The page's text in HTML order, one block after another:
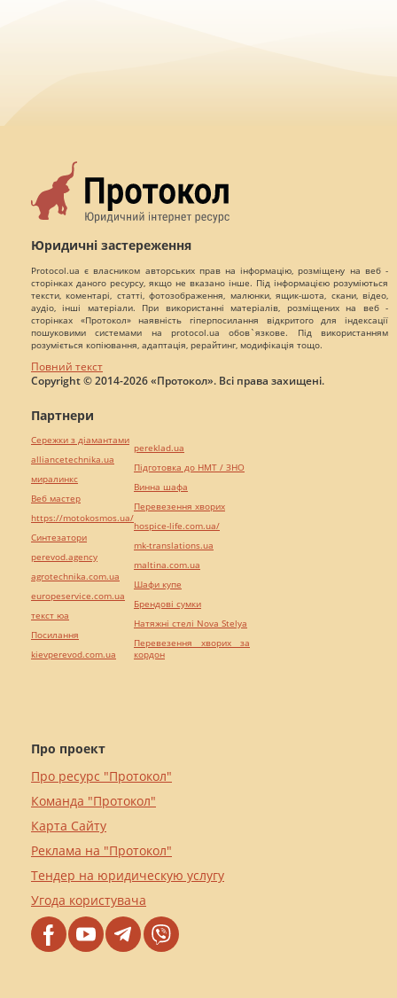
Юридичні застереження
Protocol.ua є власником авторських прав на інформацію, розміщену на веб -
сторінках даного ресурсу, якщо не вказано інше. Під інформацією розуміються
тексти, коментарі, статті, фотозображення, малюнки, ящик-шота, скани, відео,
аудіо, інші матеріали. При використанні матеріалів, розміщених на веб -
сторінках «Протокол» наявність гіперпосилання відкритого для індексації
пошуковими системами на protocol.ua обов`язкове. Під використанням
розуміється копіювання, адаптація, рерайтинг, модифікація тощо.
Повний текст
Copyright © 2014-2026 «Протокол». Всі права захищені.
Про проект
Про ресурс "Протокол"
Команда "Протокол"
Карта Сайту
Реклама на "Протокол"
Тендер на юридическую услугу
Угода користувача
Партнери
Сережки з діамантами
alliancetechnika.ua
миралинкс
Веб мастер
https://motokosmos.ua/
Синтезатори
perevod.agency
agrotechnika.com.ua
europeservice.com.ua
текст юа
Посилання
kievperevod.com.ua
pereklad.ua
Підготовка до НМТ / ЗНО
Винна шафа
Перевезення хворих
hospice-life.com.ua/
mk-translations.ua
maltina.com.ua
Шафи купе
Брендові сумки
Натяжні стелі Nova Stelya
Перевезення хворих за
кордон